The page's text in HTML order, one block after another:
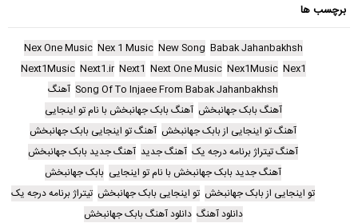
برچسب ها
Babak Jahanbakhsh
New Song
Nex 1 Music
Nex One Music
Nex1
Nex1Music
Next One Music
Next1
Next1.ir
Next1Music
Song Of To Injaee From Babak Jahanbakhsh آهنگ
آهنگ بابک جهانبخش آهنگ بابک جهانبخش با نام تو اینجایی
آهنگ تو اینجایی از بابک جهانبخش آهنگ تو اینجایی بابک جهانبخش
آهنگ تیتراژ برنامه درجه یک آهنگ جدید آهنگ جدید بابک جهانبخش
آهنگ جدید بابک جهانبخش با نام تو اینجایی بابک جهانبخش
تو اینجایی از بابک جهانبخش تو اینجایی بابک جهانبخش تیتراژ برنامه درجه یک
دانلود آهنگ دانلود آهنگ بابک جهانبخش